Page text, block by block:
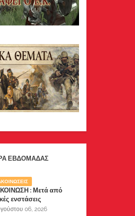
ΕΒΔΟΜΆΔΑΣ
: Μετά από
ενστάσεις
μας, το site μας
06, 2026